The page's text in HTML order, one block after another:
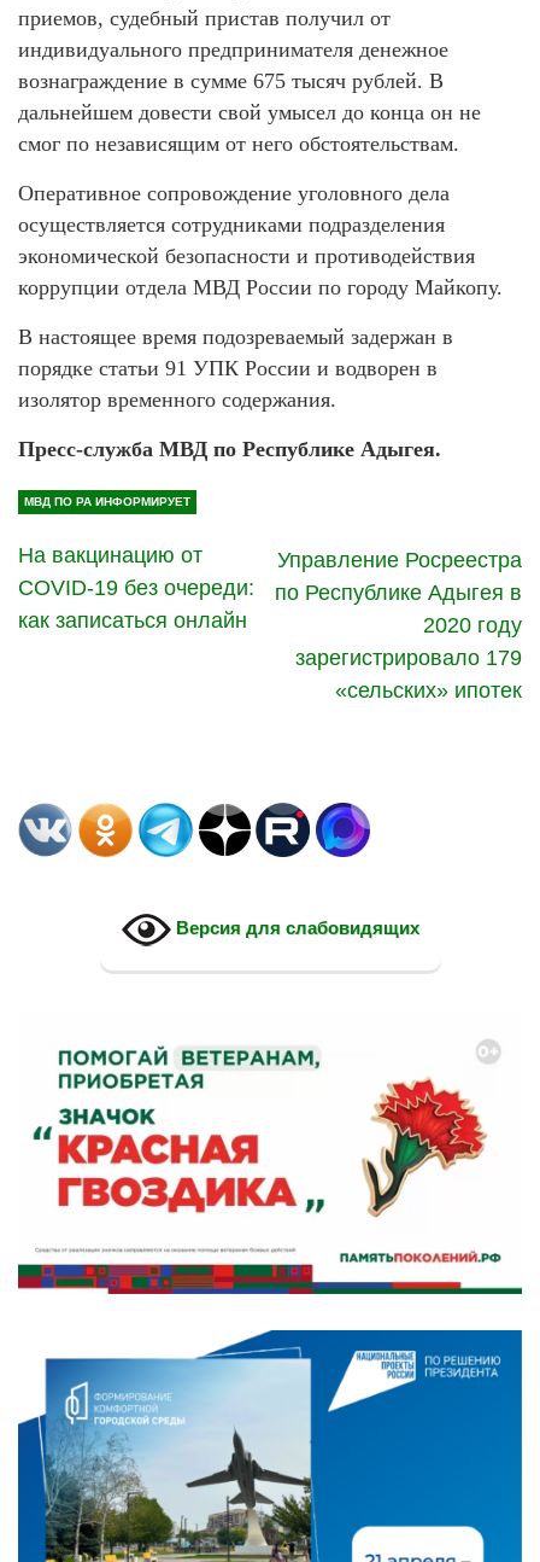
приемов, судебный пристав получил от
индивидуального предпринимателя денежное
вознаграждение в сумме 675 тысяч рублей. В
дальнейшем довести свой умысел до конца он не
смог по независящим от него обстоятельствам.
Оперативное сопровождение уголовного дела
осуществляется сотрудниками подразделения
экономической безопасности и противодействия
коррупции отдела МВД России по городу Майкопу.
В настоящее время подозреваемый задержан в
порядке статьи 91 УПК России и водворен в
изолятор временного содержания.
Пресс-служба МВД по Республике Адыгея.
МВД ПО РА ИНФОРМИРУЕТ
На вакцинацию от
COVID-19 без очереди:
как записаться онлайн
Управление Росреестра
по Республике Адыгея в
2020 году
зарегистрировало 179
«сельских» ипотек
Версия для слабовидящих